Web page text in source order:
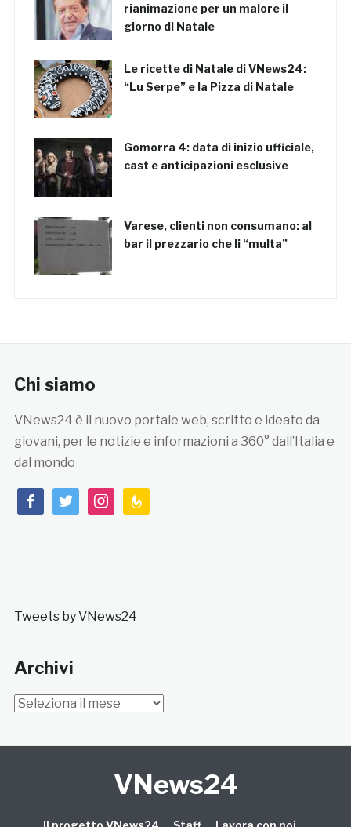
rianimazione per un malore il
giorno di Natale
Le ricette di Natale di VNews24:
“Lu Serpe” e la Pizza di Natale
Gomorra 4: data di inizio ufficiale,
cast e anticipazioni esclusive
Varese, clienti non consumano: al
bar il prezzario che li “multa”
Chi siamo
VNews24 è il nuovo portale web, scritto e ideato da
giovani, per le notizie e informazioni a 360° dall’Italia e
dal mondo
facebooktwitterinstagramfeedburner
Tweets by VNews24
Archivi
Archivi
VNews24